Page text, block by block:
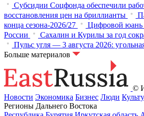
Субсидии Соцфонда обеспечили
восстановления цен на бриллианты
конца сезона-2026/27
Цифровой юань
России
Сахалин и Курилы за год
Пульс угля — 3 августа 2026:
Больше материалов
©
Новости Экономика Бизнес Люди
Регионы Дальнего Востока